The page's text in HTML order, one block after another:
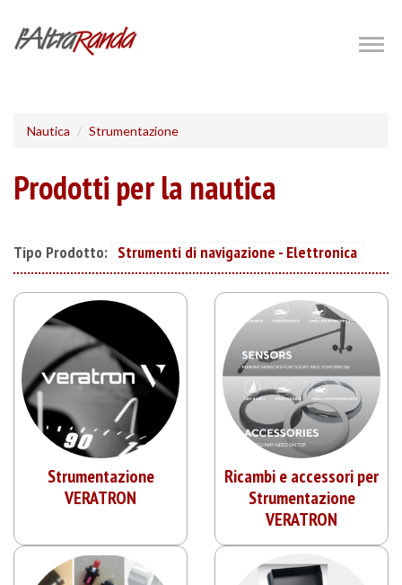
Nautica Strumentazione
Prodotti per la nautica
Tipo Prodotto: Strumenti di navigazione - Elettronica
Strumentazione
VERATRON
Ricambi e accessori per
Strumentazione
VERATRON